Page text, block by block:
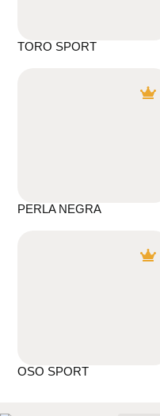
TORO SPORT
PERLA NEGRA
OSO SPORT